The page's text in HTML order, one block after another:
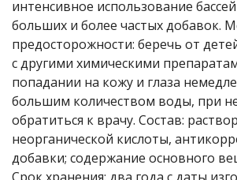
и продвинутых
защита)
и
интенсивное использование
больших и более частых добавок.
предосторожности: беречь от
с другими химическими
попадании на кожу и глаза
большим количеством воды, при
обратиться к врачу. Состав: раствор
неорганической кислоты,
добавки; содержание основного